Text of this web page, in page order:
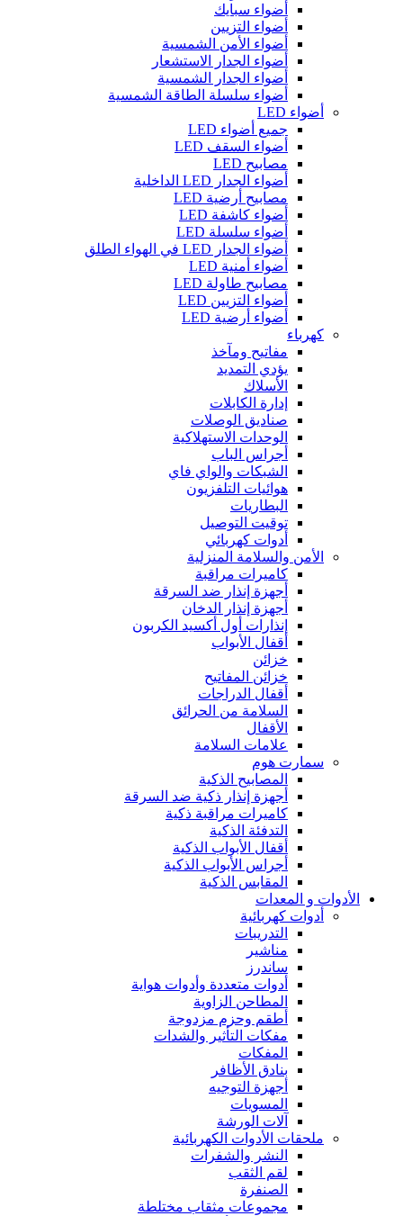
أضواء سبايك
أضواء التزيين
أضواء الأمن الشمسية
أضواء الجدار الاستشعار
أضواء الجدار الشمسية
أضواء سلسلة الطاقة الشمسية
أضواء LED
جميع أضواء LED
أضواء السقف LED
مصابيح LED
أضواء الجدار LED الداخلية
مصابيح أرضية LED
أضواء كاشفة LED
أضواء سلسلة LED
أضواء الجدار LED في الهواء الطلق
أضواء أمنية LED
مصابيح طاولة LED
أضواء التزيين LED
أضواء أرضية LED
كهرباء
مفاتيح ومآخذ
يؤدي التمديد
الأسلاك
إدارة الكابلات
صناديق الوصلات
الوحدات الاستهلاكية
أجراس الباب
الشبكات والواي فاي
هوائيات التلفزيون
البطاريات
توقيت التوصيل
أدوات كهربائي
الأمن والسلامة المنزلية
كاميرات مراقبة
أجهزة إنذار ضد السرقة
أجهزة إنذار الدخان
إنذارات أول أكسيد الكربون
أقفال الأبواب
خزائن
خزائن المفاتيح
أقفال الدراجات
السلامة من الحرائق
الأقفال
علامات السلامة
سمارت هوم
المصابيح الذكية
أجهزة إنذار ذكية ضد السرقة
كاميرات مراقبة ذكية
التدفئة الذكية
أقفال الأبواب الذكية
أجراس الأبواب الذكية
المقابس الذكية
الأدوات و المعدات
أدوات كهربائية
التدريبات
مناشير
ساندرز
أدوات متعددة وأدوات هواية
المطاحن الزاوية
أطقم وحزم مزدوجة
مفكات التأثير والشدات
المفكات
بنادق الأظافر
أجهزة التوجيه
المسويات
آلات الورشة
ملحقات الأدوات الكهربائية
النشر والشفرات
لقم الثقب
الصنفرة
مجموعات مثقاب مختلطة